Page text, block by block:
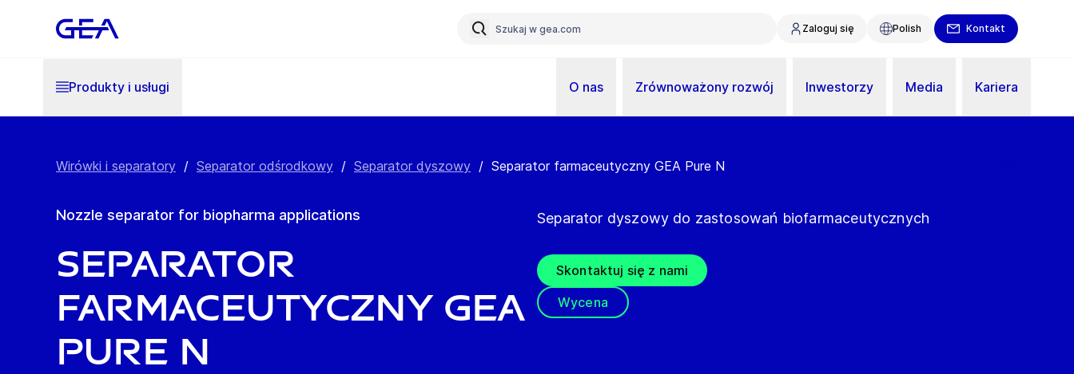
Zaloguj się Polish Kontakt
Produkty i usługi O nas Zrównoważony rozwój Inwestorzy Media Kariera
Wirówki i separatory / Separator odśrodkowy / Separator dyszowy / Separator farmaceutyczny GEA Pure N
Nozzle separator for biopharma applications
Separator
farmaceutyczny GEA
Pure N
Separator dyszowy do zastosowań biofarmaceutycznych
Skontaktuj się z nami
Wycena